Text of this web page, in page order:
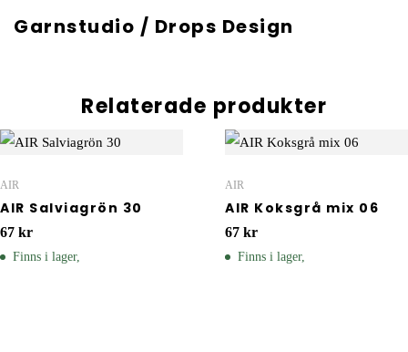
Garnstudio / Drops Design
Relaterade produkter
AIR
AIR Salviagrön 30
67 kr
Finns i lager,
AIR
AIR Koksgrå mix 06
67 kr
Finns i lager,